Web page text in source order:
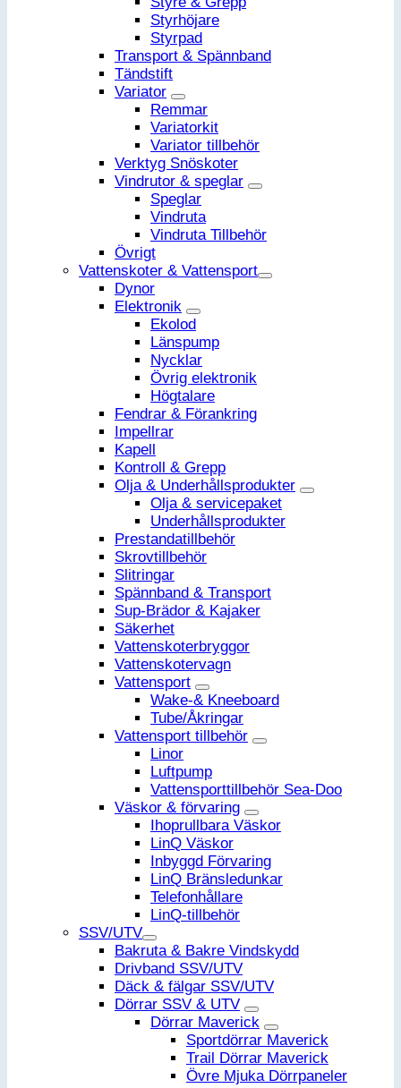
Styrhöjare
Styrpad
Transport & Spännband
Tändstift
Variator
Remmar
Variatorkit
Variator tillbehör
Verktyg Snöskoter
Vindrutor & speglar
Speglar
Vindruta
Vindruta Tillbehör
Övrigt
Vattenskoter & Vattensport
Dynor
Elektronik
Ekolod
Länspump
Nycklar
Övrig elektronik
Högtalare
Fendrar & Förankring
Impellrar
Kapell
Kontroll & Grepp
Olja & Underhållsprodukter
Olja & servicepaket
Underhållsprodukter
Prestandatillbehör
Skrovtillbehör
Slitringar
Spännband & Transport
Sup-Brädor & Kajaker
Säkerhet
Vattenskoterbryggor
Vattenskotervagn
Vattensport
Wake-& Kneeboard
Tube/Åkringar
Vattensport tillbehör
Linor
Luftpump
Vattensporttillbehör Sea-Doo
Väskor & förvaring
Ihoprullbara Väskor
LinQ Väskor
Inbyggd Förvaring
LinQ Bränsledunkar
Telefonhållare
LinQ-tillbehör
SSV/UTV
Bakruta & Bakre Vindskydd
Drivband SSV/UTV
Däck & fälgar SSV/UTV
Dörrar SSV & UTV
Dörrar Maverick
Sportdörrar Maverick
Trail Dörrar Maverick
Övre Mjuka Dörrpaneler